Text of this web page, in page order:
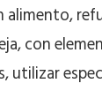
con
utilizar